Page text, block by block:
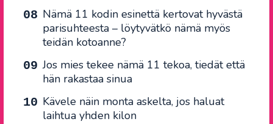
Nämä 11 kodin esinettä kertovat hyvästä
parisuhteesta – löytyvätkö nämä myös
teidän kotoanne?
Jos mies tekee nämä 11 tekoa, tiedät että
hän rakastaa sinua
Kävele näin monta askelta, jos haluat
laihtua yhden kilon